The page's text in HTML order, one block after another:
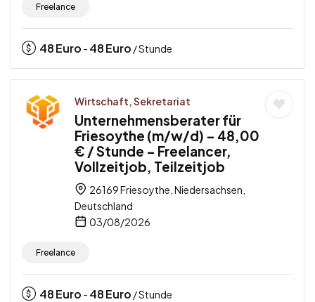
Freelance
48Euro - 48Euro / Stunde
Wirtschaft, Sekretariat
Unternehmensberater für
Friesoythe (m/w/d) – 48,00
€ / Stunde – Freelancer,
Vollzeitjob, Teilzeitjob
26169 Friesoythe, Niedersachsen,
Deutschland
03/08/2026
Freelance
48Euro - 48Euro / Stunde